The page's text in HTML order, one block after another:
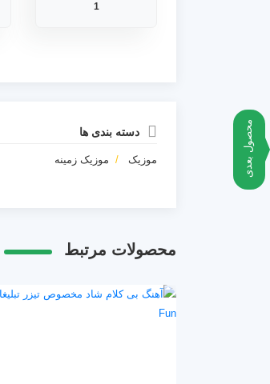
محصول بعدی
1
دسته بندی ها
موزیک موزیک زمینه
محصولات مرتبط